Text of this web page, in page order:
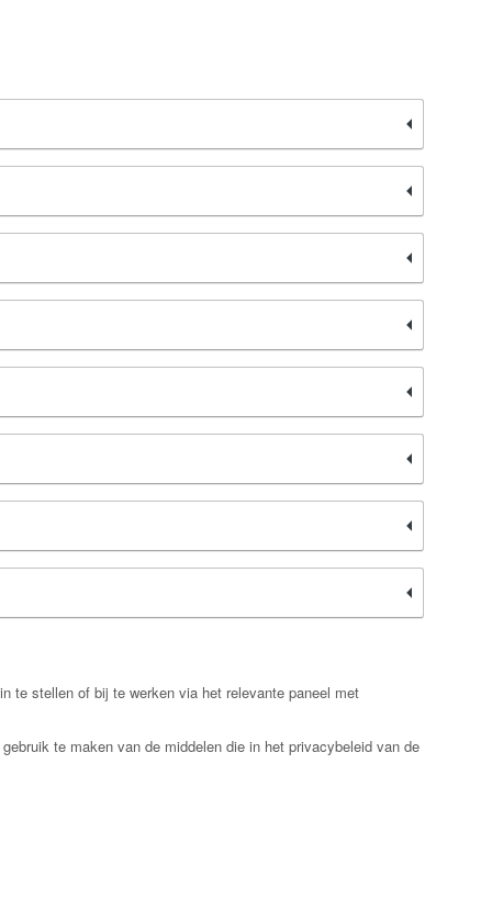
te stellen of bij te werken via het relevante paneel met
te maken van de middelen die in het privacybeleid van de